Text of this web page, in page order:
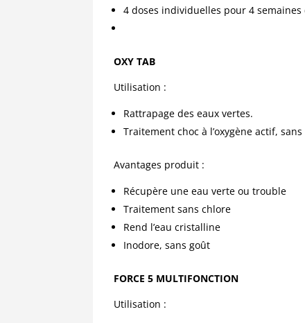
4 doses individuelles pour 4
OXY TAB
Utilisation :
Rattrapage des eaux vertes.
Traitement choc à l’oxygène actif,
Avantages produit :
Récupère une eau verte ou trouble
Traitement sans chlore
Rend l’eau cristalline
Inodore, sans goût
FORCE 5 MULTIFONCTION
Utilisation :